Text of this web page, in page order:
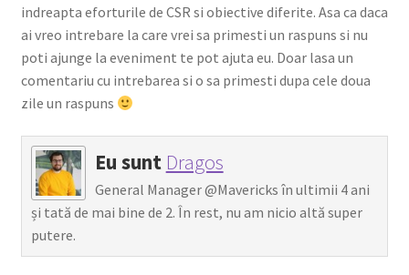
indreapta eforturile de CSR si obiective diferite. Asa ca daca
ai vreo intrebare la care vrei sa primesti un raspuns si nu
poti ajunge la eveniment te pot ajuta eu. Doar lasa un
comentariu cu intrebarea si o sa primesti dupa cele doua
zile un raspuns
Eu sunt Dragos
General Manager @Mavericks în ultimii 4 ani
și tată de mai bine de 2. În rest, nu am nicio altă super
putere.